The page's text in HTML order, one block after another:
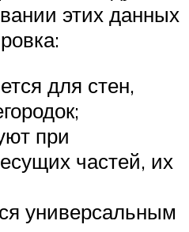
этих данных
для стен,
при
частей, их
универсальным